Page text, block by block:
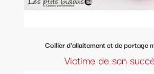
Collier d'allaitement et de portage
Victime de son